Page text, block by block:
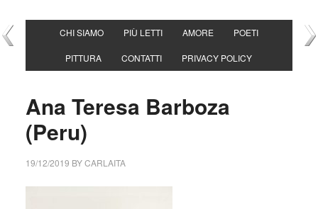
CHI SIAMO PIÙ LETTI AMORE POETI
PITTURA CONTATTI PRIVACY POLICY
Ana Teresa Barboza
(Peru)
19/12/2019 BYCARLAITA